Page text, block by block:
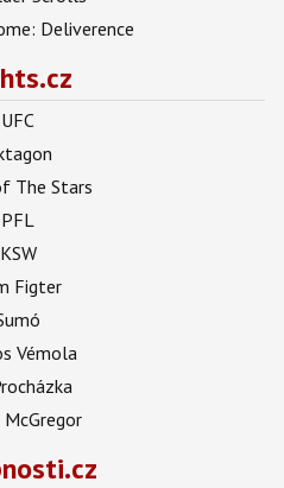
Deliverence
UFC
The Stars
PFL
KSW
Figter
Vémola
McGregor